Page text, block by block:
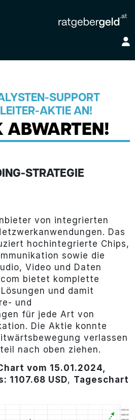
SUPPORT
AKTIE AN!
ABWARTEN!
STRATEGIE
von integrierten
Das
hochintegrierte Chips,
sowie die
Video und Daten
bietet komplette
und damit
und
für jede Art von
Die Aktie konnte
verlassen
nach oben ziehen.
vom 15.01.2024,
1107.68 USD, Tageschart